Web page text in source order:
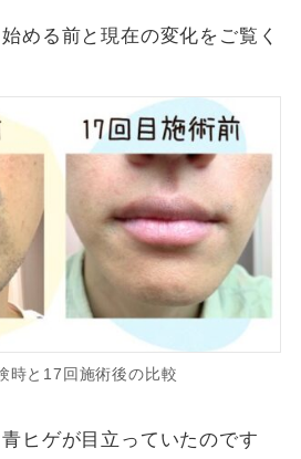
める前と現在の変化をご覧く
時と17回施術後の比較
ヒゲが目立っていたのです